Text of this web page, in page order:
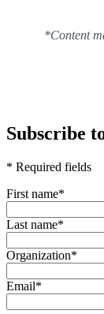
*Content
Subscribe
* Required fields
First name*
Last name*
Organization*
Email*